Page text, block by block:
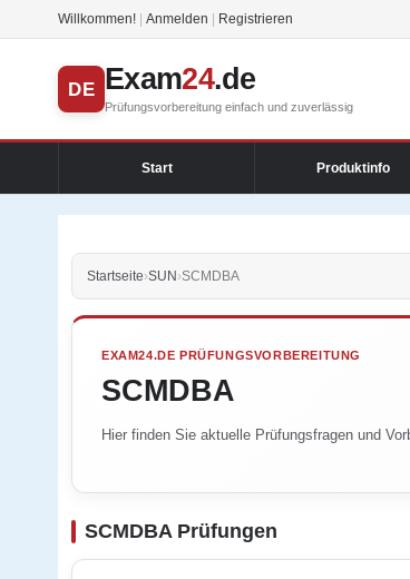
Willkommen! Anmelden Registrieren
DE Exam24.de
Prüfungsvorbereitung einfach und zuverlässig
Start Produktinfo
Startseite›SUN›SCMDBA
EXAM24.DE PRÜFUNGSVORBEREITUNG
SCMDBA
Hier finden Sie aktuelle Prüfungsfragen und
SCMDBA Prüfungen